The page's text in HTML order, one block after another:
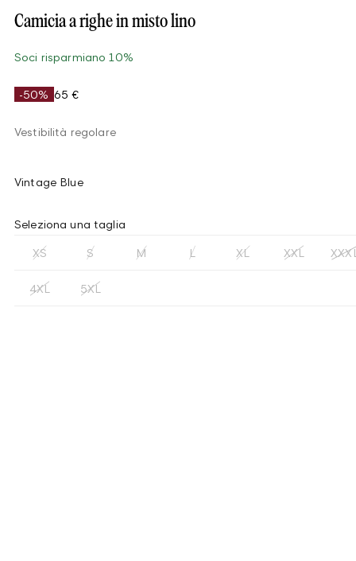
Camicia a righe in misto lino
Soci risparmiano 10%
-50% 65 €
Vestibilità regolare
Vintage Blue
Seleziona una taglia
XS S M L XL XXL
4XL 5XL